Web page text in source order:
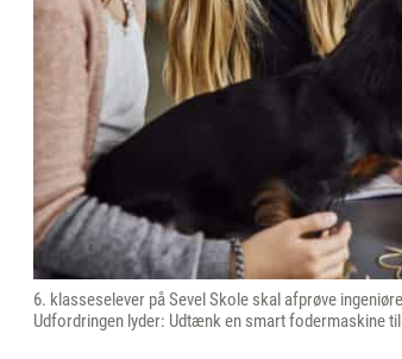
6. klasseselever på Sevel Skole skal afprøve
Udfordringen lyder: Udtænk en smart fodermaskine